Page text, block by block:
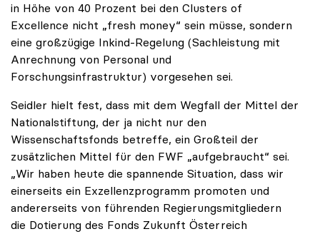
in Höhe von 40 Prozent bei den Clusters of
Excellence nicht „fresh money“ sein müsse, sondern
eine großzügige Inkind-Regelung (Sachleistung mit
Anrechnung von Personal und
Forschungsinfrastruktur) vorgesehen sei.
Seidler hielt fest, dass mit dem Wegfall der Mittel der
Nationalstiftung, der ja nicht nur den
Wissenschaftsfonds betreffe, ein Großteil der
zusätzlichen Mittel für den FWF „aufgebraucht“ sei.
„Wir haben heute die spannende Situation, dass wir
einerseits ein Exzellenzprogramm promoten und
andererseits von führenden Regierungsmitgliedern
die Dotierung des Fonds Zukunft Österreich